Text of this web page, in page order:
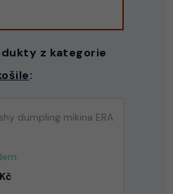
z kategorie
:
dumpling mikina ERA